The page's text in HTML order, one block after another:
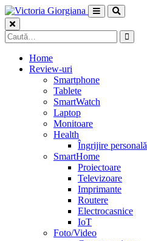
Skip
to
content
Caută
după:
Home
Review-uri
Smartphone
Tablete
SmartWatch
Laptop
Monitoare
Health
Îngrijire personală
SmartHome
Proiectoare
Televizoare
Imprimante
Routere
Electrocasnice
IoT
Foto/Video